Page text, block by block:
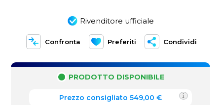
Rivenditore ufficiale
Confronta Preferiti Condividi
PRODOTTO DISPONIBILE
Prezzo consigliato 549,00 €